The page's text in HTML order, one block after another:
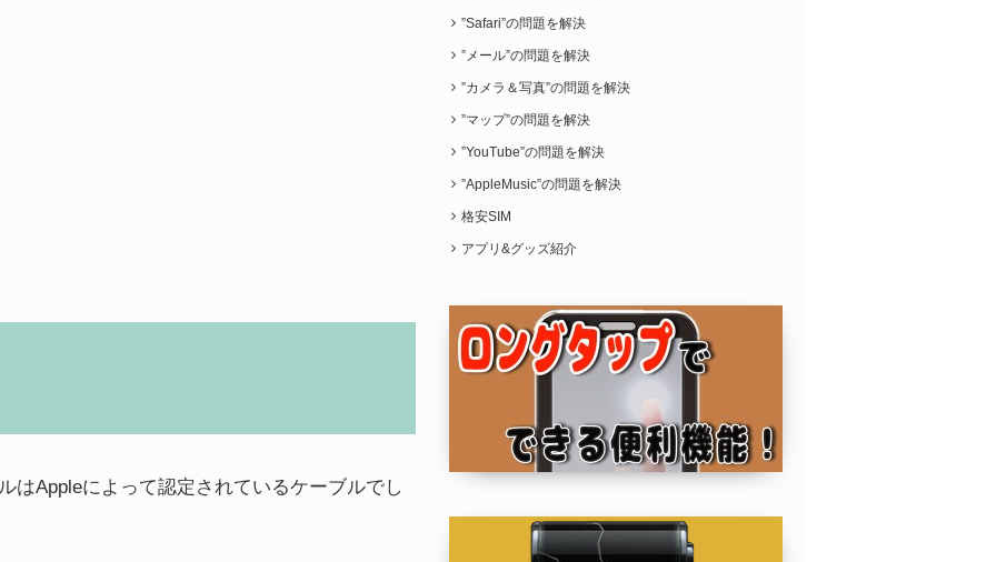
はAppleによって認定されているケーブルでし
”Safari”の問題を解決
”メール”の問題を解決
”カメラ＆写真”の問題を解決
”マップ”の問題を解決
”YouTube”の問題を解決
”AppleMusic”の問題を解決
格安SIM
アプリ&グッズ紹介